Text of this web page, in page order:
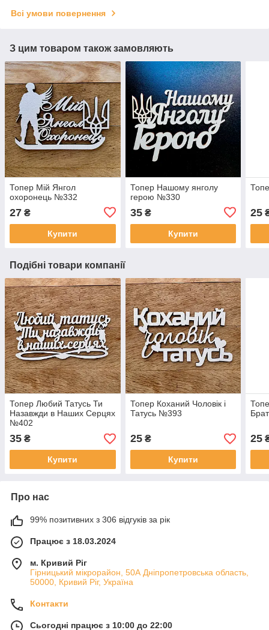
Всі умови повернення
З цим товаром також замовляють
Топер Мій Янгол
охоронець №332
27 ₴
Купити
Топер Нашому янголу
герою №330
35₴
Купити
25
Подібні товари компанії
Топер Любий Татусь Ти
Назавжди в Наших Серцях
№402
35 ₴
Купити
Топер Коханий Чоловік і
Татусь №393
25₴
Купити
25
Про нас
99% позитивних з 306 відгуків за рік
Працює з 18.03.2024
м. Кривий Ріг
Гірницький мікрорайон, 50А Дніпропетровська область,
50000, Кривий Ріг, Україна
Контакти
Сьогодні працює з 10:00 до 22:00